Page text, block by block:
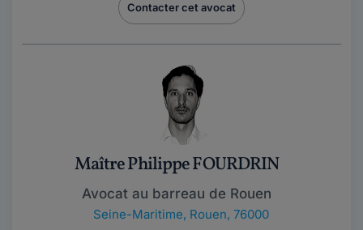
Contacter cet avocat
Maître Philippe FOURDRIN
Avocat au barreau de Rouen
Seine-Maritime, Rouen, 76000